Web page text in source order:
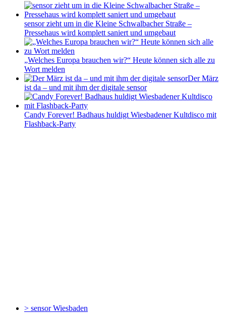
sensor zieht um in die Kleine Schwalbacher Straße –
Pressehaus wird komplett saniert und umgebaut
„Welches Europa brauchen wir?“ Heute können sich alle zu
Wort melden
Der März
ist da – und mit ihm der digitale sensor
Candy Forever! Badhaus huldigt Wiesbadener Kultdisco mit
Flashback-Party
> sensorWiesbaden